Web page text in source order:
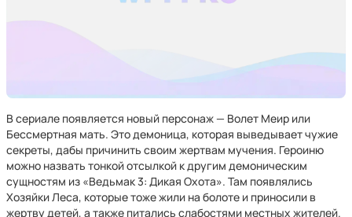
В сериале появляется новый персонаж — Волет Меир или
Бессмертная мать. Это демоница, которая выведывает чужие
секреты, дабы причинить своим жертвам мучения. Героиню
можно назвать тонкой отсылкой к другим демоническим
сущностям из «Ведьмак 3: Дикая Охота». Там появлялись
Хозяйки Леса, которые тоже жили на болоте и приносили в
жертву детей, а также питались слабостями местных жителей.